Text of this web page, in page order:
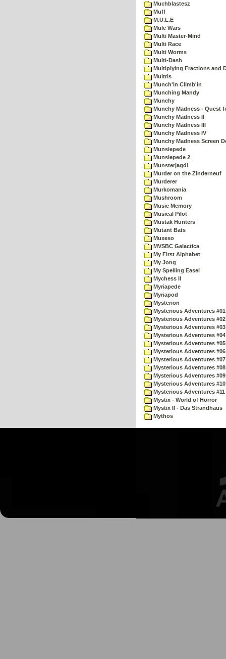
Muchblastesz
Muff
M.U.L.E
Mule Wars
Multi Master-Mind
Multi Race
Multi Worms
Multi-Dash
Multiplying Fractions and
Multris
Munch'in Climb'in
Munching Mandy
Munchy
Munchy Madness - Quest
Munchy Madness II
Munchy Madness III
Munchy Madness IV
Munchy Madness Screen
Munsiepede
Munsiepede 2
Munsterjagd!
Murder on the Zinderneuf
Murderer
Murkomania
Mushroom
Music Memory
Musical Pilot
Mustak Hunters
Mutant Bats
Muxeso
MVSBC Galactica
My First Alphabet
My Jong
My Spelling Easel
Mychess II
Myriapede
Myriapod
Mysterion
Mysterious Adventures
Mysterious Adventures
Mysterious Adventures
Mysterious Adventures
Mysterious Adventures
Mysterious Adventures
Mysterious Adventures
Mysterious Adventures
Mysterious Adventures
Mysterious Adventures
Mysterious Adventures
Mystix - World of Horror
Mystix II - Das Strandhaus
Mythos